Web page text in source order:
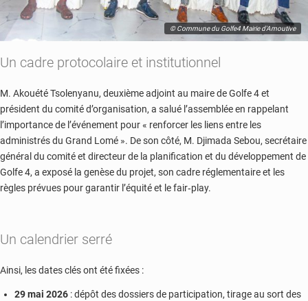
© Commune du Golfe4 Mairie d'Amoutive
Un cadre protocolaire et institutionnel
M. Akouété Tsolenyanu, deuxième adjoint au maire de Golfe 4 et
président du comité d’organisation, a salué l’assemblée en rappelant
l’importance de l’événement pour « renforcer les liens entre les
administrés du Grand Lomé ». De son côté, M. Djimada Sebou, secrétaire
général du comité et directeur de la planification et du développement de
Golfe 4, a exposé la genèse du projet, son cadre réglementaire et les
règles prévues pour garantir l’équité et le fair‑play.
Un calendrier serré
Ainsi, les dates clés ont été fixées :
29 mai 2026 : dépôt des dossiers de participation, tirage au sort des